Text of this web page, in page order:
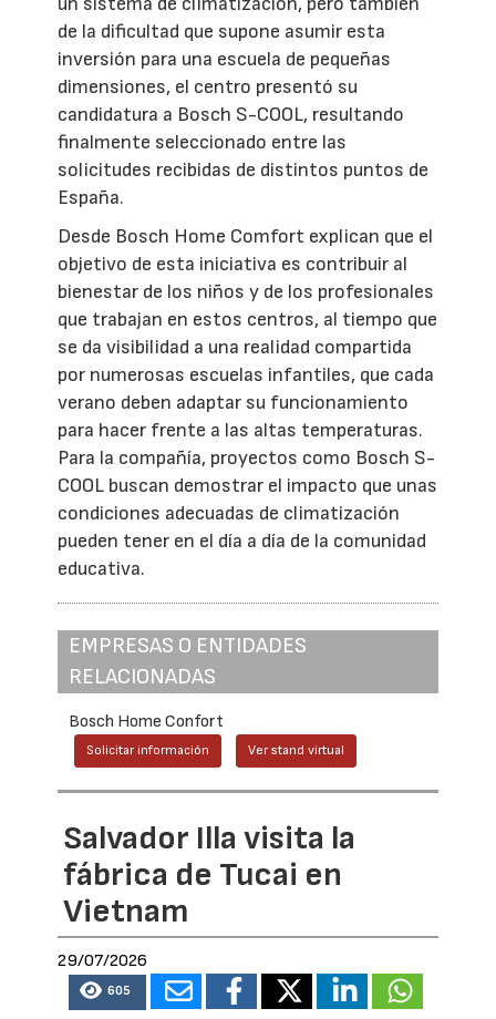
de la dificultad que supone asumir esta
inversión para una escuela de pequeñas
dimensiones, el centro presentó su
candidatura a Bosch S-COOL, resultando
finalmente seleccionado entre las
solicitudes recibidas de distintos puntos de
España.
Desde Bosch Home Comfort explican que el
objetivo de esta iniciativa es contribuir al
bienestar de los niños y de los profesionales
que trabajan en estos centros, al tiempo que
se da visibilidad a una realidad compartida
por numerosas escuelas infantiles, que cada
verano deben adaptar su funcionamiento
para hacer frente a las altas temperaturas.
Para la compañía, proyectos como Bosch S-
COOL buscan demostrar el impacto que unas
condiciones adecuadas de climatización
pueden tener en el día a día de la comunidad
educativa.
EMPRESAS O ENTIDADES
RELACIONADAS
Bosch Home Confort
Solicitar información Ver stand virtual
Salvador Illa visita la
fábrica de Tucai en
Vietnam
29/07/2026
605